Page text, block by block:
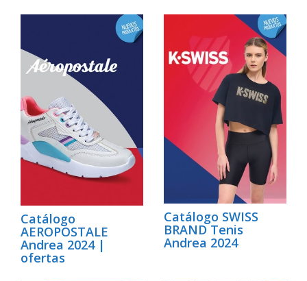
Catálogo
AEROPOSTALE
Andrea 2024 |
ofertas
Catálogo SWISS
BRAND Tenis
Andrea 2024